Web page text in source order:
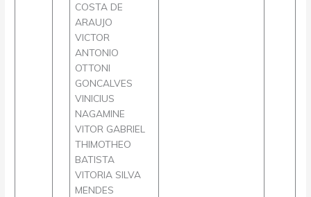
COSTA DE
ARAUJO
VICTOR
ANTONIO
OTTONI
GONCALVES
VINICIUS
NAGAMINE
VITOR GABRIEL
THIMOTHEO
BATISTA
VITORIA SILVA
MENDES